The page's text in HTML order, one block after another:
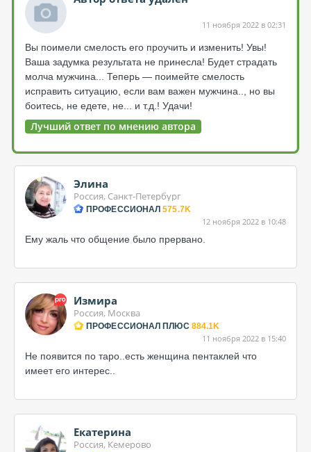
11 ноября 2022 в 02:31
Вы поимели смелость его проучить и изменить! Увы!
Ваша задумка результата не принесла! Будет страдать
молча мужчина... Теперь — поимейте смелость
исправить ситуацию, если вам важен мужчина.., но вы
боитесь, не едете, не... и т.д.! Удачи!
Лучший ответ по мнению автора
Элина
Россия, Санкт-Петербург
ПРОФЕССИОНАЛ 575.7K
12 ноября 2022 в 10:48
Ему жаль что общение было прервано.
Измира
Россия, Москва
ПРОФЕССИОНАЛ ПЛЮС 884.1K
11 ноября 2022 в 15:40
Не появится по таро..есть женщина пентаклей что
имеет его интерес..
Екатерина
Россия, Кемерово